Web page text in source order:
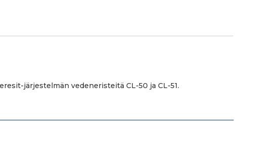
järjestelmän vedeneristeitä CL-50 ja CL-51.